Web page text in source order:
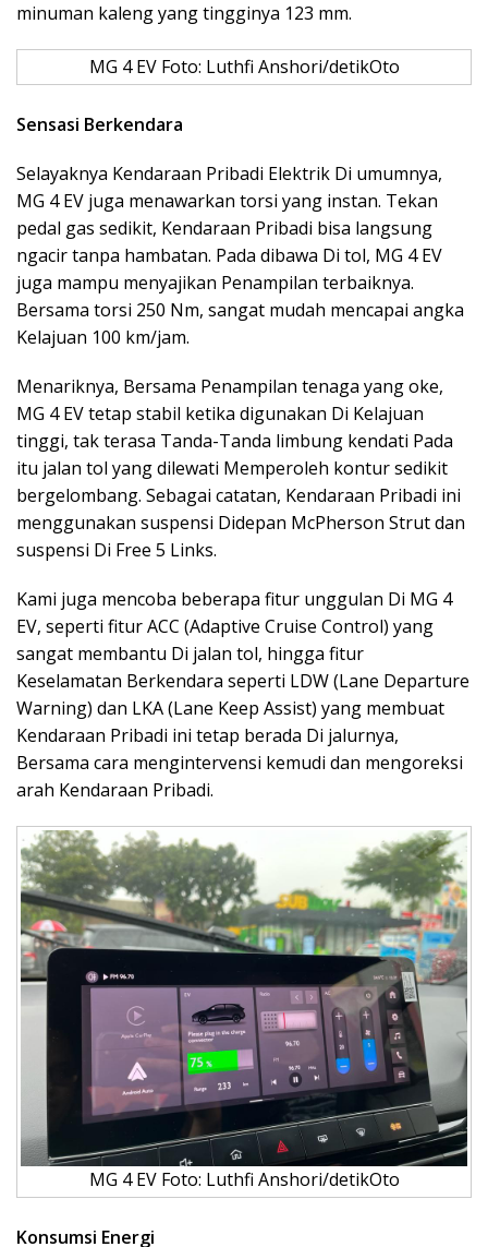
minuman kaleng yang tingginya 123 mm.
MG 4 EV Foto: Luthfi Anshori/detikOto
Sensasi Berkendara
Selayaknya Kendaraan Pribadi Elektrik Di umumnya,
MG 4 EV juga menawarkan torsi yang instan. Tekan
pedal gas sedikit, Kendaraan Pribadi bisa langsung
ngacir tanpa hambatan. Pada dibawa Di tol, MG 4 EV
juga mampu menyajikan Penampilan terbaiknya.
Bersama torsi 250 Nm, sangat mudah mencapai angka
Kelajuan 100 km/jam.
Menariknya, Bersama Penampilan tenaga yang oke,
MG 4 EV tetap stabil ketika digunakan Di Kelajuan
tinggi, tak terasa Tanda-Tanda limbung kendati Pada
itu jalan tol yang dilewati Memperoleh kontur sedikit
bergelombang. Sebagai catatan, Kendaraan Pribadi ini
menggunakan suspensi Didepan McPherson Strut dan
suspensi Di Free 5 Links.
Kami juga mencoba beberapa fitur unggulan Di MG 4
EV, seperti fitur ACC (Adaptive Cruise Control) yang
sangat membantu Di jalan tol, hingga fitur
Keselamatan Berkendara seperti LDW (Lane Departure
Warning) dan LKA (Lane Keep Assist) yang membuat
Kendaraan Pribadi ini tetap berada Di jalurnya,
Bersama cara mengintervensi kemudi dan mengoreksi
arah Kendaraan Pribadi.
MG 4 EV Foto: Luthfi Anshori/detikOto
Konsumsi Energi